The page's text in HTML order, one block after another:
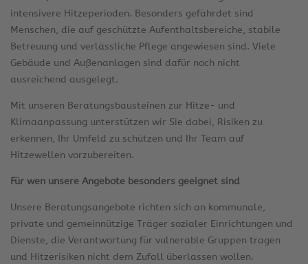
intensivere Hitzeperioden. Besonders gefährdet sind
Menschen, die auf geschützte Aufenthaltsbereiche, stabile
Betreuung und verlässliche Pflege angewiesen sind. Viele
Gebäude und Außenanlagen sind dafür noch nicht
ausreichend ausgelegt.
Mit unseren Beratungsbausteinen zur Hitze- und
Klimaanpassung unterstützen wir Sie dabei, Risiken zu
erkennen, Ihr Umfeld zu schützen und Ihr Team auf
Hitzewellen vorzubereiten.
Für wen unsere Angebote besonders geeignet sind
Unsere Beratungsangebote richten sich an kommunale,
private und gemeinnützige Träger sozialer Einrichtungen und
Dienste, die Verantwortung für vulnerable Gruppen tragen
und Hitzerisiken nicht dem Zufall überlassen wollen.